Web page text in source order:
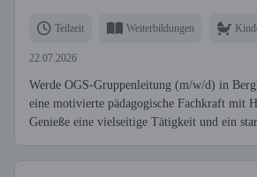
Teilzeit Weiterbildungen
22.07.2026
Werde OGS-Gruppenleitung (m/w/d) in
eine motivierte pädagogische Fachkraft mit
Genieße eine vielseitige Tätigkeit und ein